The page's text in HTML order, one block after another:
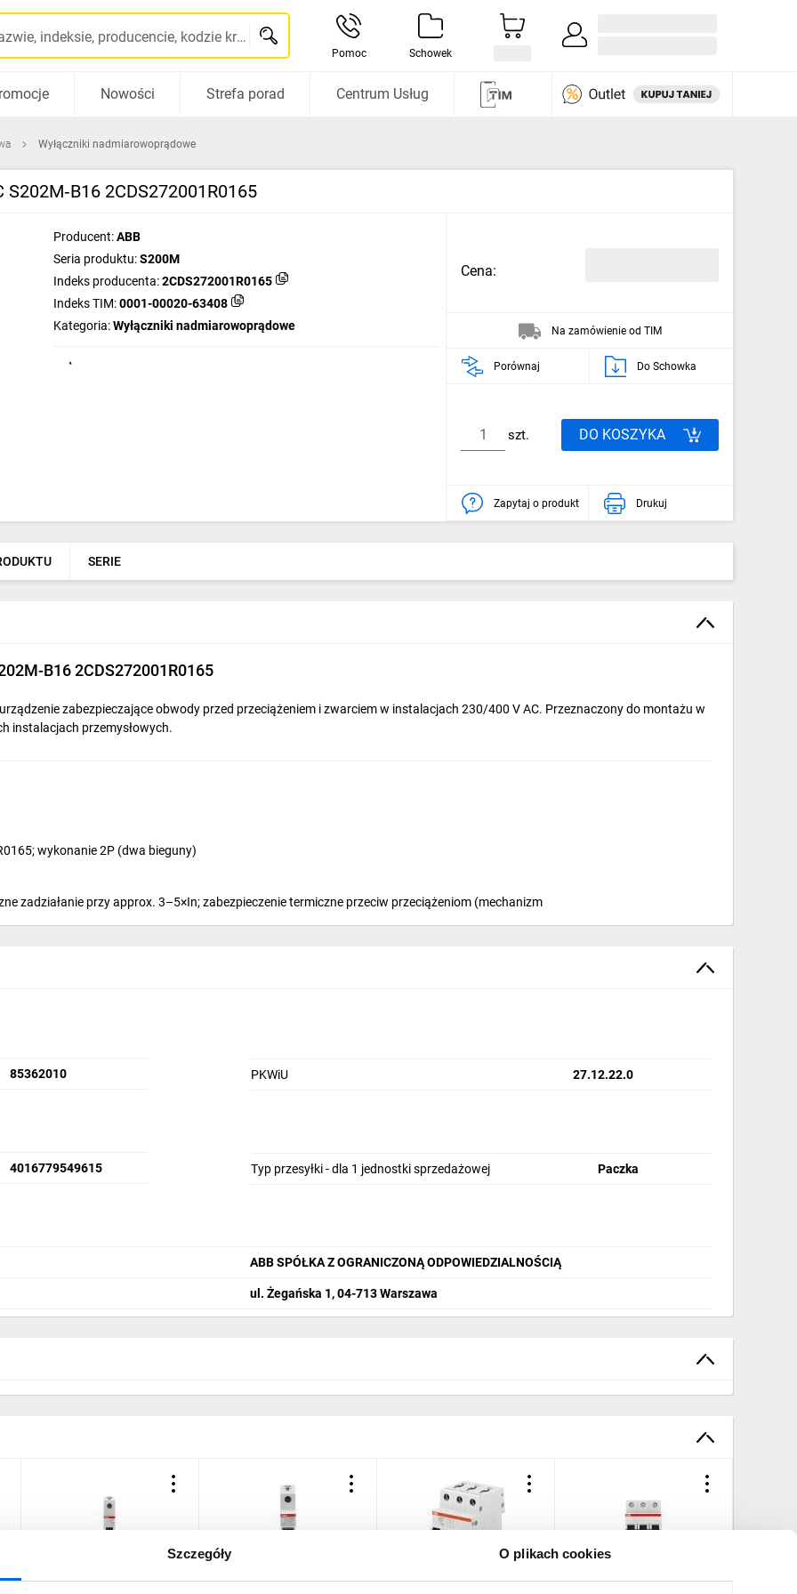
Szczegóły O plikach cookies
Szukaj po nazwie, indeksie, producencie, kodzie kreskowym...
Pomoc Schowek
Nowości Strefa porad Centrum Usług
Wyłączniki nadmiarowoprądowe
2CDS272001R0165
Producent:ABB
Seria produktu:S200M
Indeks producenta:2CDS272001R0165
Indeks TIM:0001-00020-63408
Kategoria:Wyłączniki nadmiarowoprądowe
Cena:
Na zamówienie od TIM
Porównaj Do Schowka
szt. DO KOSZYKA
Zapytaj o produkt Drukuj
SERIE
B16 2CDS272001R0165
zabezpieczające obwody przed przeciążeniem i zwarciem w instalacjach 230/400 V AC. Przeznaczony do montażu w
instalacjach przemysłowych.
wykonanie 2P (dwa bieguny)
zadziałanie przy approx. 3–5×In; zabezpieczenie termiczne przeciw przeciążeniom (mechanizm
oszczędność miejsca
mieszkalnych
prądach rozruchu (w konfiguracji z odpowiednimi dodatkami)
85362010 PKWiU 27.12.22.0
4016779549615 Typ przesyłki - dla 1 jednostki sprzedażowej Paczka
ABB SPÓŁKA Z OGRANICZONĄ ODPOWIEDZIALNOŚCIĄ
ul. Żegańska 1, 04-713 Warszawa